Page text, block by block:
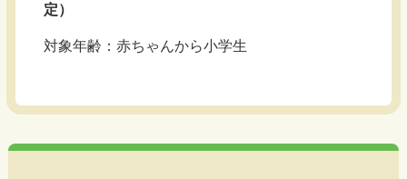
定）
対象年齢：赤ちゃんから小学生